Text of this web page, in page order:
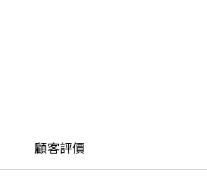
顧客評價